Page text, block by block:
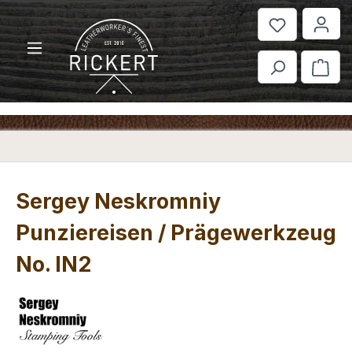
Zum Hauptinhalt springen
Sergey Neskromniy
Punziereisen / Prägewerkzeug
No. IN2